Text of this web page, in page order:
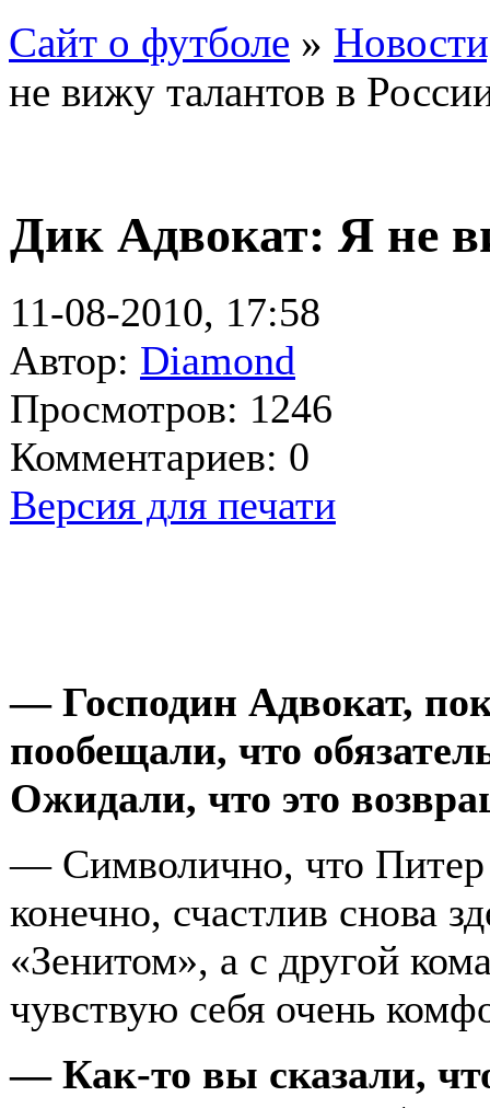
Сайт о футболе »
не вижу талантов в
Дик Адвокат: Я не
11-08-2010, 17:58
Автор: Diamond
Просмотров: 1246
Комментариев: 0
Версия для печати
— Господин Адвокат,
пообещали, что
Ожидали, что это
— Символично, что Питер
конечно, счастлив снова
«Зенитом», а с другой
чувствую себя очень
— Как-то вы сказали,